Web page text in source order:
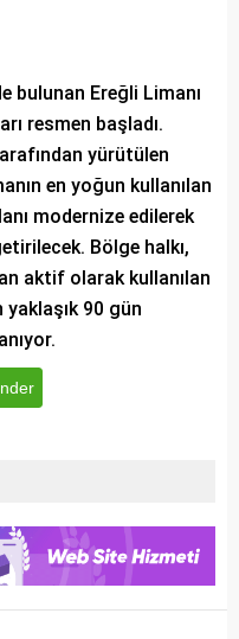
bulunan Ereğli Limanı
resmen başladı.
yürütülen
en yoğun kullanılan
modernize edilerek
Bölge halkı,
aktif olarak kullanılan
yaklaşık 90 gün